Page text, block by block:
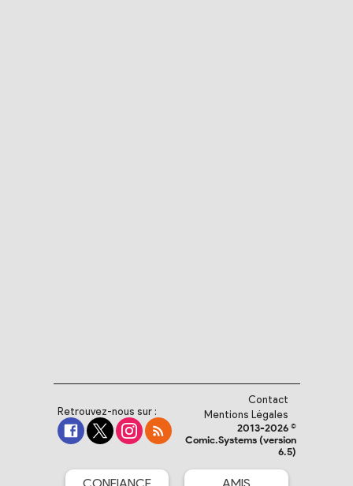
Retrouvez-nous sur :
Contact
Mentions Légales
2013-2026 ©
Comic.Systems (version
6.5)
CONFIANCE AMIS